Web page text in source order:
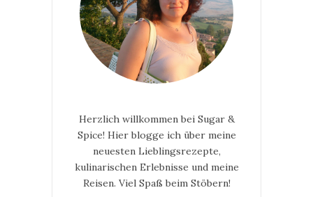
Herzlich willkommen bei Sugar &
Spice! Hier blogge ich über meine
neuesten Lieblingsrezepte,
kulinarischen Erlebnisse und meine
Reisen. Viel Spaß beim Stöbern!